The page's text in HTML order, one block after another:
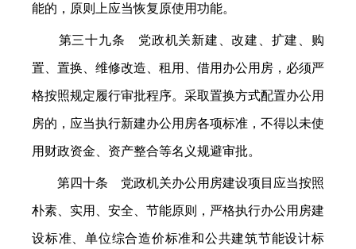
能的，原则上应当恢复原使用功能。
第三十九条 党政机关新建、改建、扩建、购
置、置换、维修改造、租用、借用办公用房，必须严
格按照规定履行审批程序。采取置换方式配置办公用
房的，应当执行新建办公用房各项标准，不得以未使
用财政资金、资产整合等名义规避审批。
第四十条 党政机关办公用房建设项目应当按照
朴素、实用、安全、节能原则，严格执行办公用房建
设标准、单位综合造价标准和公共建筑节能设计标